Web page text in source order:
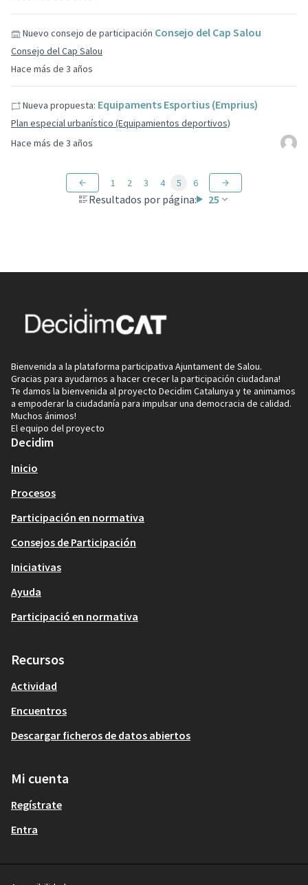
Hace más de 3 años
Nuevo consejo de participación Consejo del Cap Salou
Consejo del Cap Salou
Hace más de 3 años
Nueva propuesta: Equipaments Esportius (Emprius)
Plan especial urbanístico (Equipamientos deportivos)
Resultados por página: 25
1 2 3 4 5 6
Bienvenida a la plataforma participativa Ajuntament de Salou.
Gracias para ayudarnos a hacer crecer la participación ciudadana!
Te damos la bienvenida al proyecto Decidim Catalunya y te animamos
a empoderar la ciudadanía para impulsar una democracia de calidad.
Muchos ánimos!
El equipo del proyecto
Decidim
Inicio
Procesos
Participación en normativa
Consejos de Participación
Iniciativas
Ayuda
Participació en normativa
Recursos
Actividad
Encuentros
Descargar ficheros de datos abiertos
Mi cuenta
Regístrate
Entra